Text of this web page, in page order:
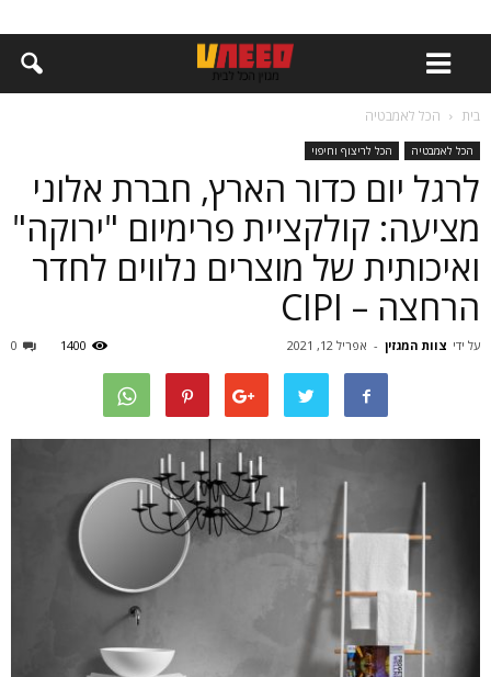
בית הכל לאמבטיה
הכל לאמבטיה הכל לריצוף וחיפוי
לרגל יום כדור הארץ, חברת אלוני
מציעה: קולקציית פרימיום "ירוקה"
ואיכותית של מוצרים נלווים לחדר
הרחצה – CIPI
על ידי צוות המגזין - אפריל 12, 2021 0 1400